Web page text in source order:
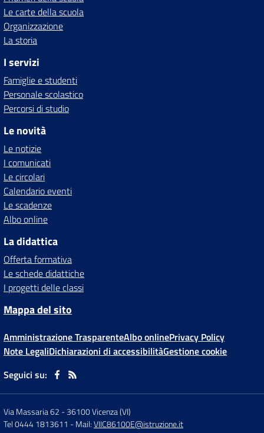
Le carte della scuola
Organizzazione
La storia
I servizi
Famiglie e studenti
Personale scolastico
Percorsi di studio
Le novità
Le notizie
I comunicati
Le circolari
Calendario eventi
Le scadenze
Albo online
La didattica
Offerta formativa
Le schede didattiche
I progetti delle classi
Mappa del sito
Amministrazione TrasparenteAlbo onlinePrivacy Policy
Note LegaliDichiarazioni di accessibilitàGestione cookie
Seguici su:
Via Massaria 62 -36100 Vicenza (VI)
Tel 0444 1813611 - Mail:VIIC86100E@istruzione.it